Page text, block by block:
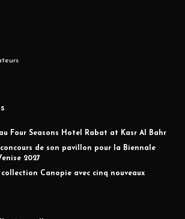
Four Seasons Hotel Rabat at Kasr Al Bahr
de son pavillon pour la Biennale
2027
Canopie avec cinq nouveaux